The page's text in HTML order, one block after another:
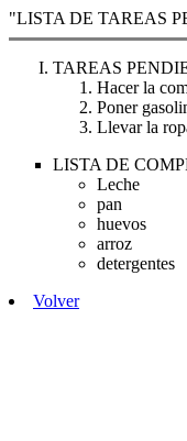
"LISTA DE TAREAS
TAREAS
Hacer la
Poner
Llevar la
LISTA DE
Leche
pan
huevos
arroz
detergentes
Volver